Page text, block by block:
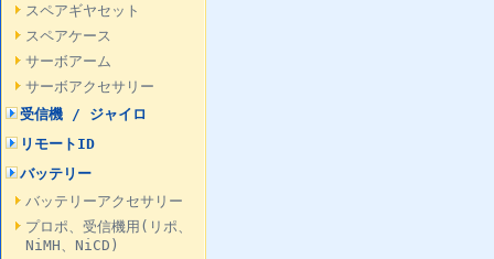
スペアギヤセット
スペアケース
サーボアーム
サーボアクセサリー
受信機 / ジャイロ
リモートID
バッテリー
バッテリーアクセサリー
プロポ、受信機用(リポ、
NiMH、NiCD)